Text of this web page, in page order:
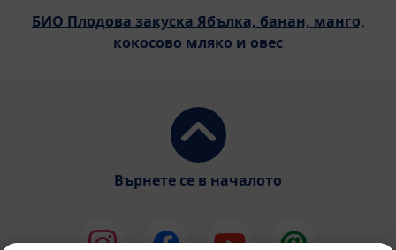
БИО Плодова закуска Ябълка, банан, манго,
кокосово мляко и овес
Върнете се в началото